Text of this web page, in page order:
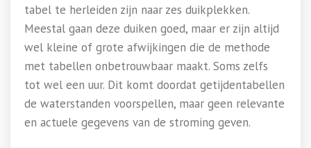
tabel te herleiden zijn naar zes duikplekken.
Meestal gaan deze duiken goed, maar er zijn altijd
wel kleine of grote afwijkingen die de methode
met tabellen onbetrouwbaar maakt. Soms zelfs
tot wel een uur. Dit komt doordat getijdentabellen
de waterstanden voorspellen, maar geen relevante
en actuele gegevens van de stroming geven.